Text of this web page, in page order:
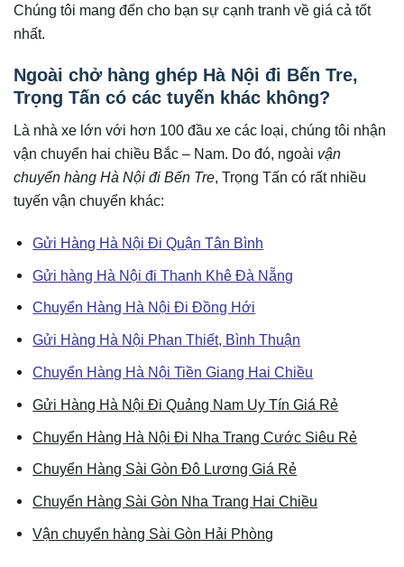
Chúng tôi mang đến cho bạn sự cạnh tranh về giá cả tốt
nhất.
Ngoài chở hàng ghép Hà Nội đi Bến Tre,
Trọng Tấn có các tuyến khác không?
Là nhà xe lớn với hơn 100 đầu xe các loại, chúng tôi nhận
vận chuyển hai chiều Bắc – Nam. Do đó, ngoài vận
chuyển hàng Hà Nội đi Bến Tre, Trọng Tấn có rất nhiều
tuyến vận chuyển khác:
Gửi Hàng Hà Nội Đi Quận Tân Bình
Gửi hàng Hà Nội đi Thanh Khê Đà Nẵng
Chuyển Hàng Hà Nội Đi Đồng Hới
Gửi Hàng Hà Nội Phan Thiết, Bình Thuận
Chuyển Hàng Hà Nội Tiền Giang Hai Chiều
Gửi Hàng Hà Nội Đi Quảng Nam Uy Tín Giá Rẻ
Chuyển Hàng Hà Nội Đi Nha Trang Cước Siêu Rẻ
Chuyển Hàng Sài Gòn Đô Lương Giá Rẻ
Chuyển Hàng Sài Gòn Nha Trang Hai Chiều
Vận chuyển hàng Sài Gòn Hải Phòng